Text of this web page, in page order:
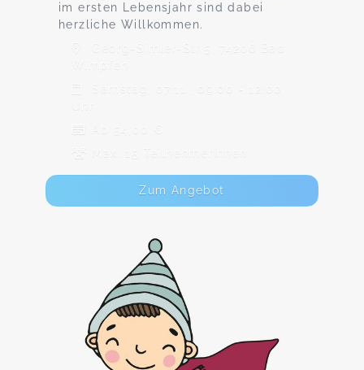
im ersten Lebensjahr sind dabei
herzliche Willkommen.
Georg-Simler-Str.5, 74206 Bad
Wimpfen
Samstag, 07.11., 09:00 - 12:00
Ab 54,00 €
Max. 15 TeilnehmerInnen
Zum Angebot